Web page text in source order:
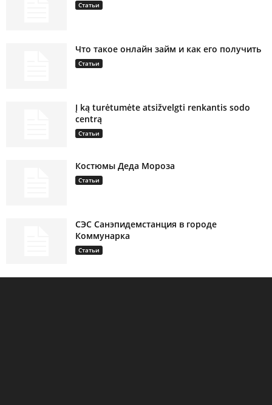
Статьи
Что такое онлайн займ и как его получить
Статьи
Į ką turėtumėte atsižvelgti renkantis sodo
centrą
Статьи
Костюмы Деда Мороза
Статьи
СЭС Санэпидемстанция в городе
Коммунарка
Статьи